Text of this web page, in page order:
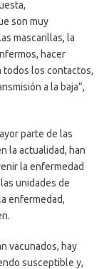
son muy
mascarillas, la
hacer
todos los contactos,
a la baja”,
parte de las
la actualidad, han
la enfermedad
unidades de
enfermedad,
vacunados, hay
susceptible y,